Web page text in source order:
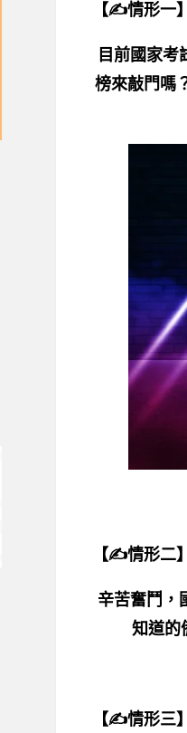
【✍情形一】
目前國家
榜來敲門嗎
【✍情形二】
辛苦奮鬥，
知道的
【✍情形三】